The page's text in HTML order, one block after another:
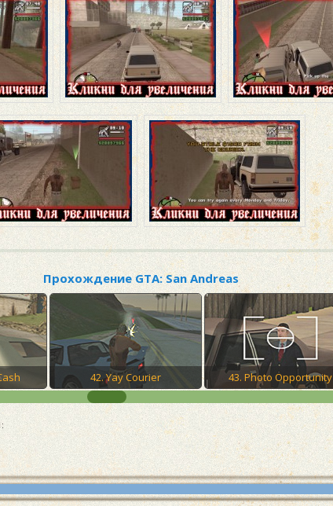
Прохождение GTA: San Andreas
42. Yay Courier 43. Photo Opportunity